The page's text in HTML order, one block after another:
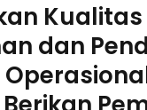
Kualitas
dan